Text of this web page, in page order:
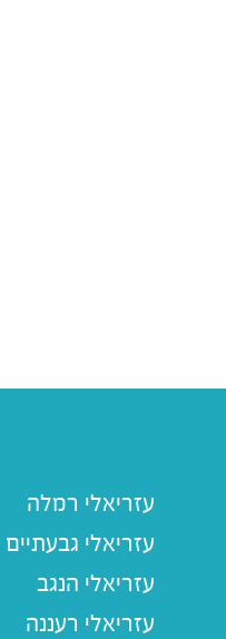
עזריאלי רמלה
עזריאלי גבעתיים
עזריאלי הנגב
עזריאלי רעננה